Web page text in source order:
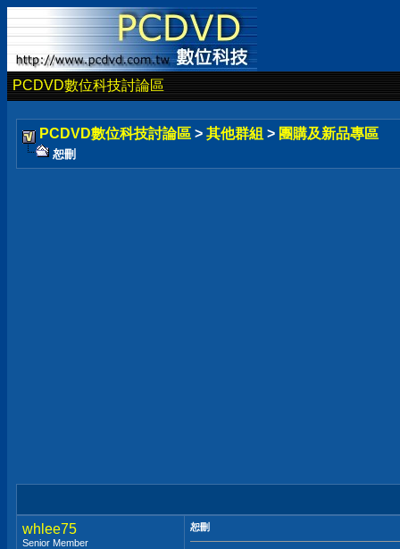
PCDVD數位科技討論區
PCDVD數位科技討論區 > 其他群組 > 團購及新品專區
恕刪
whlee75
Senior Member
恕刪